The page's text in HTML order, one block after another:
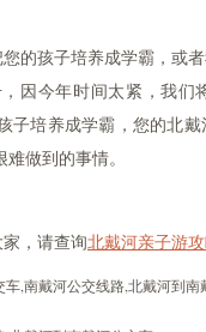
的孩子培养成学霸，或
因今年时间太紧，我们
子培养成学霸，您的北
做到的事情。
，请查询北戴河亲子游攻
,南戴河公交线路,北戴河到南